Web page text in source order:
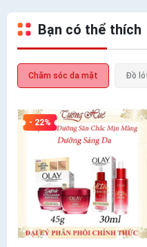
Bạn có thể thích
Chăm sóc da mặt Đồ
- 22%